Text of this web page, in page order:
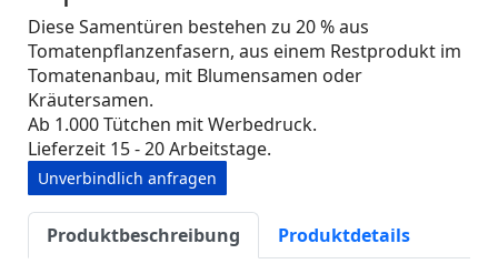
Diese Samentüren bestehen zu 20 % aus
Tomatenpflanzenfasern, aus einem Restprodukt im
Tomatenanbau, mit Blumensamen oder
Kräutersamen.
Ab 1.000 Tütchen mit Werbedruck.
Lieferzeit 15 - 20 Arbeitstage.
Unverbindlich anfragen
Produktbeschreibung Produktdetails